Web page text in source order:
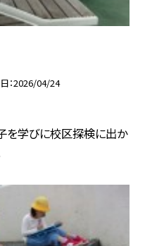
2026/04/24
を学びに校区探検に出か